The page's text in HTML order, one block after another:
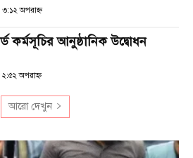
অপরাহ্ণ
কর্মসূচির আনুষ্ঠানিক উদ্বোধন
অপরাহ্ণ
আরো দেখুন